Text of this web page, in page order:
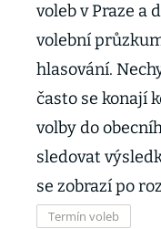
voleb v Praze a
volební
hlasování.
často se konají
volby do
sledovat
se zobrazí po
Termín voleb